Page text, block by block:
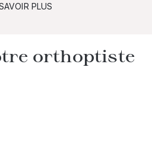
PLUS
orthoptiste